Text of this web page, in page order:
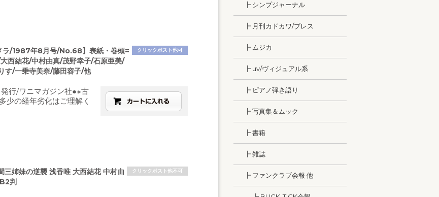
クリックポスト他可
ラ/1987年8月号/No.68】表紙・巻頭=
西結花/中村由真/茂野幸子/石原亜美/
す/一乗寺美奈/藤田容子/他
行/ワニマガジン社●※古
少の経年劣化はご理解く
クリックポスト他不可
三姉妹の逆襲 浅香唯 大西結花 中村由
判
┣ シンプジャーナル
┣ 月刊カドカワ/ブレス
┣ ムジカ
┣ uv/ヴィジュアル系
┣ ピアノ弾き語り
┣ 写真集＆ムック
┣ 書籍
┣ 雑誌
┣ ファンクラブ会報 他